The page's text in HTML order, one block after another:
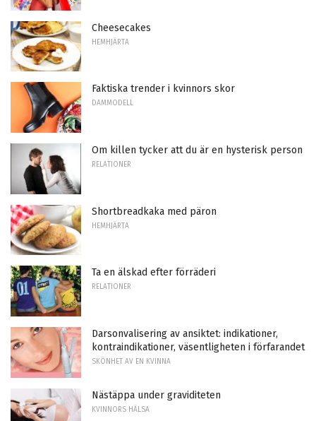
Cheesecakes
HEMHJÄRTA
Faktiska trender i kvinnors skor
DAMMODELL
Om killen tycker att du är en hysterisk person
RELATIONER
Shortbreadkaka med päron
HEMHJÄRTA
Ta en älskad efter förräderi
RELATIONER
Darsonvalisering av ansiktet: indikationer,
kontraindikationer, väsentligheten i förfarandet
SKÖNHET AV EN KVINNA
Nästäppa under graviditeten
KVINNORS HÄLSA